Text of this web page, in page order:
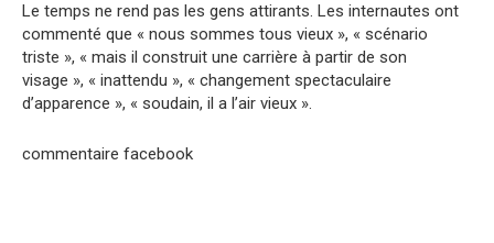
Le temps ne rend pas les gens attirants. Les internautes ont
commenté que « nous sommes tous vieux », « scénario
triste », « mais il construit une carrière à partir de son
visage », « inattendu », « changement spectaculaire
d’apparence », « soudain, il a l’air vieux ».
commentaire facebook